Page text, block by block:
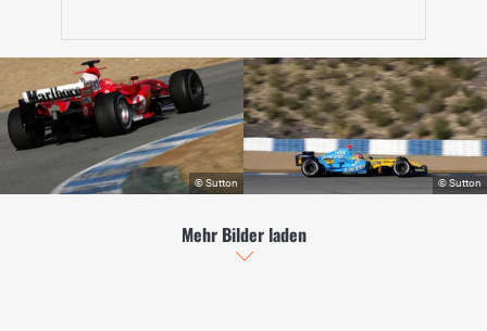
Mehr Bilder laden